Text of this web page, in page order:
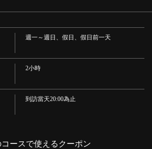
薩拉茶（熱/冰）/咖啡（熱/冰）/柳橙汁/芒果汁/可樂/
週一～週日、假日、假日前一天
2小時
到訪當天20:00為止
コースで使えるクーポン
10440847
お店情報をコピー